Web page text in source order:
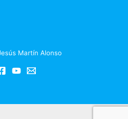
Martín Alonso